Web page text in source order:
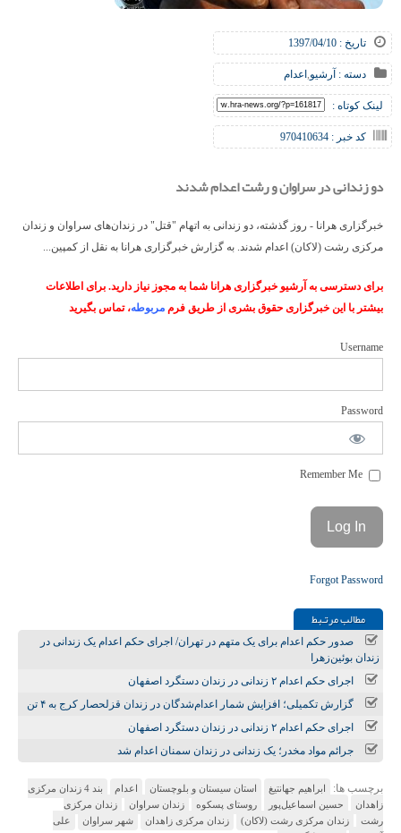
تاریخ : 1397/04/10
دسته : آرشیو,اعدام
لینک کوتاه :
کد خبر : 970410634
دو زندانی در سراوان و رشت اعدام شدند
خبرگزاری هرانا - روز گذشته، دو زندانی به اتهام "قتل" در زندان‌های سراوان و زندان
مرکزی رشت (لاکان) اعدام شدند. به گزارش خبرگزاری هرانا به نقل از کمپین...
برای دسترسی به آرشیو خبرگزاری هرانا شما به مجوز نیاز دارید. برای اطلاعات
بیشتر با این خبرگزاری حقوق بشری از طریق فرم مربوطه، تماس بگیرید
Username
Password
Forgot Password
مطالب مرتـبط
صدور حکم اعدام برای یک متهم در تهران/ اجرای حکم اعدام یک زندانی در
زندان بوئین‌زهرا
اجرای حکم اعدام ۲ زندانی در زندان دستگرد اصفهان
گزارش تکمیلی؛ افزایش شمار اعدام‌شدگان در زندان قزلحصار کرج به ۴ تن
اجرای حکم اعدام ۲ زندانی در زندان دستگرد اصفهان
جرائم مواد مخدر؛ یک زندانی در زندان سمنان اعدام شد
برچسب ها: ابراهیم جهانتیغ استان سیستان و بلوچستان اعدام
بند 4 زندان مرکزی
زاهدان
حسین اسماعیل‌پور روستای پسکوه زندان سراوان
زندان مرکزی
رشت
زندان مرکزی رشت (لاکان) زندان مرکزی زاهدان شهر سراوان
علی